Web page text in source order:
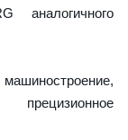
прецизионное